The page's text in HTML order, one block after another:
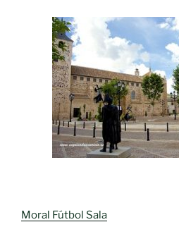
Moral Fútbol Sala